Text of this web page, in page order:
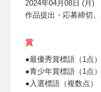
2024年04月08日 (月)
作品提出・応募締切
賞
●最優秀賞標語（1点
●青少年賞標語（1点
●入選標語（複数点